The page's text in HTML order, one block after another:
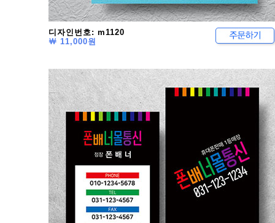
디자인번호: m1120
￦ 11,000원